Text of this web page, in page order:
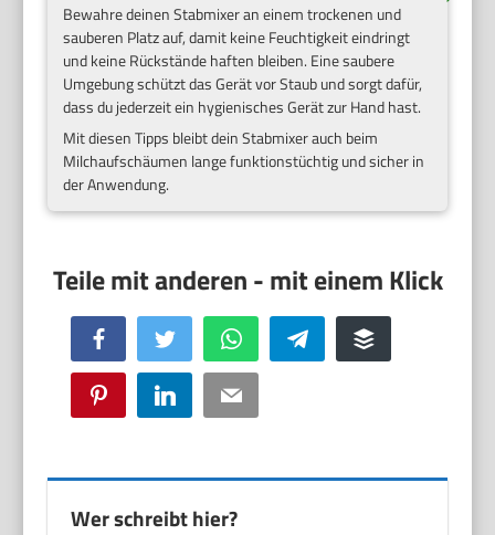
Bewahre deinen Stabmixer an einem trockenen und
sauberen Platz auf, damit keine Feuchtigkeit eindringt
und keine Rückstände haften bleiben. Eine saubere
Umgebung schützt das Gerät vor Staub und sorgt dafür,
dass du jederzeit ein hygienisches Gerät zur Hand hast.
Mit diesen Tipps bleibt dein Stabmixer auch beim
Milchaufschäumen lange funktionstüchtig und sicher in
der Anwendung.
Facebook Twitter WhatsApp Telegram Buffer
Pinterest LinkedIn Email
Wer schreibt hier?